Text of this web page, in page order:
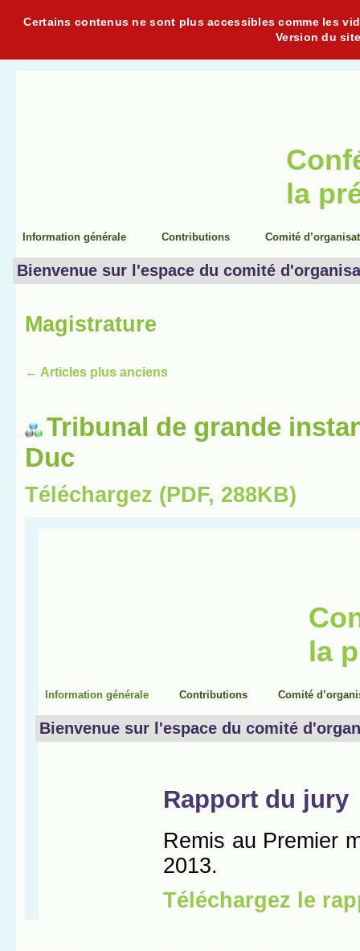
Certains contenus ne sont plus accessibles comme les
Version du
la
Information générale Contributions Comité
Bienvenue sur l'espace du comité
Magistrature
← Articles plus anciens
Tribunal de grande
Duc
Téléchargez (PDF, 288KB)